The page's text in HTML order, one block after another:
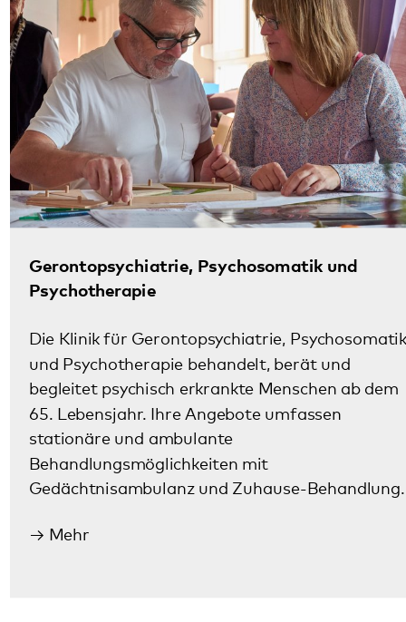
Gerontopsychiatrie, Psychosomatik und
Psychotherapie
Die Klinik für Gerontopsychiatrie, Psychosomatik
und Psychotherapie behandelt, berät und
begleitet psychisch erkrankte Menschen ab dem
65. Lebensjahr. Ihre Angebote umfassen
stationäre und
ambulante
Behandlungsmöglichkeitenmit
Gedächtnisambulanz
und Zuhause-Behandlung.
Mehr